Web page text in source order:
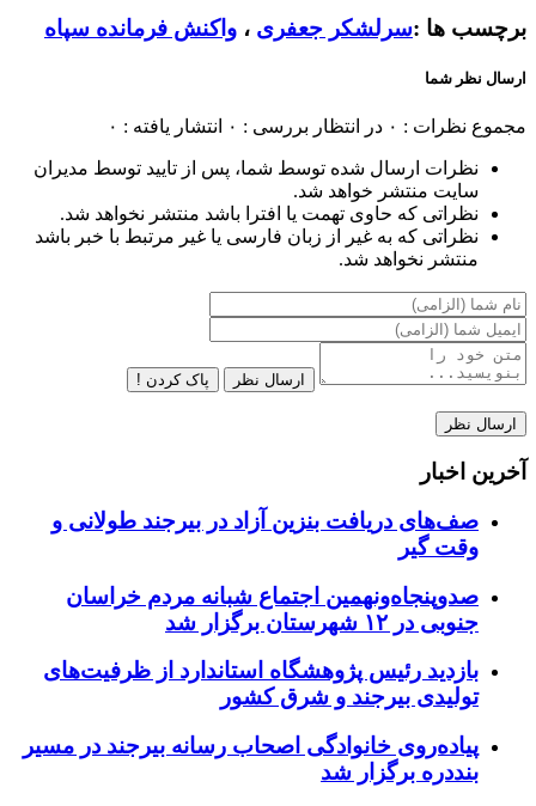
برچسب ها :سرلشکر جعفری ، واکنش فرمانده سپاه
ارسال نظر شما
مجموع نظرات : ۰ در انتظار بررسی : ۰ انتشار یافته : ۰
نظرات ارسال شده توسط شما، پس از تایید توسط مدیران
سایت منتشر خواهد شد.
نظراتی که حاوی تهمت یا افترا باشد منتشر نخواهد شد.
نظراتی که به غیر از زبان فارسی یا غیر مرتبط با خبر باشد
منتشر نخواهد شد.
ارسال نظر پاک کردن !
آخرین اخبار
صف‌های دریافت بنزین آزاد در بیرجند طولانی و
وقت گیر
صدوپنجاه‌ونهمین اجتماع شبانه مردم خراسان
جنوبی در ۱۲ شهرستان برگزار شد
بازدید رئیس پژوهشگاه استاندارد از ظرفیت‌های
تولیدی بیرجند و شرق کشور
پیاده‌روی خانوادگی اصحاب رسانه بیرجند در مسیر
بنددره برگزار شد